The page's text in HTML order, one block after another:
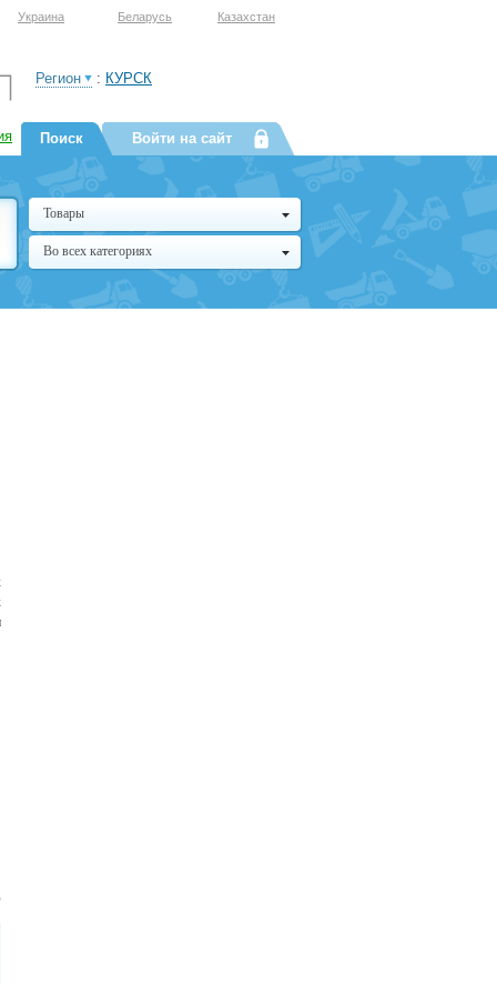
Украина Беларусь Казахстан
Регион : КУРСК
Поиск Войти на сайт
Товары
Во всех категориях